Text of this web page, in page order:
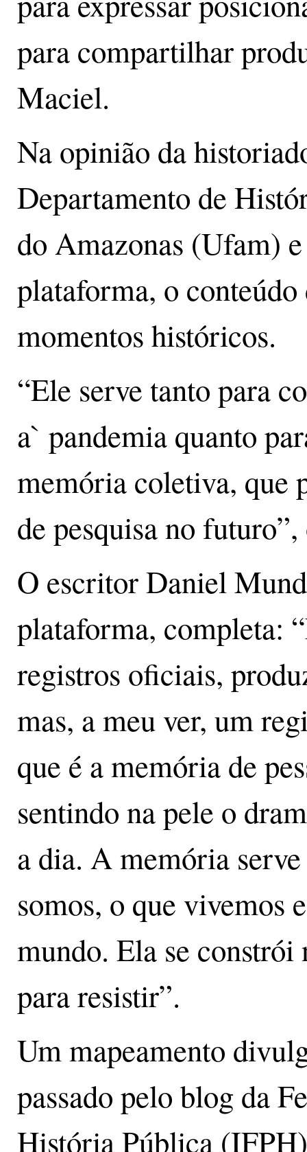
para compartilhar
Maciel.
Na opinião da
Departamento de
do Amazonas (Ufam)
plataforma, o
momentos históricos.
“Ele serve tanto para
a` pandemia quanto
memória coletiva, que
de pesquisa no
O escritor Daniel
plataforma, completa:
registros oficiais,
mas, a meu ver, um
que é a memória de
sentindo na pele o
a dia. A memória
somos, o que vivemos
mundo. Ela se constrói
para resistir”.
Um mapeamento
passado pelo blog da
História Pública